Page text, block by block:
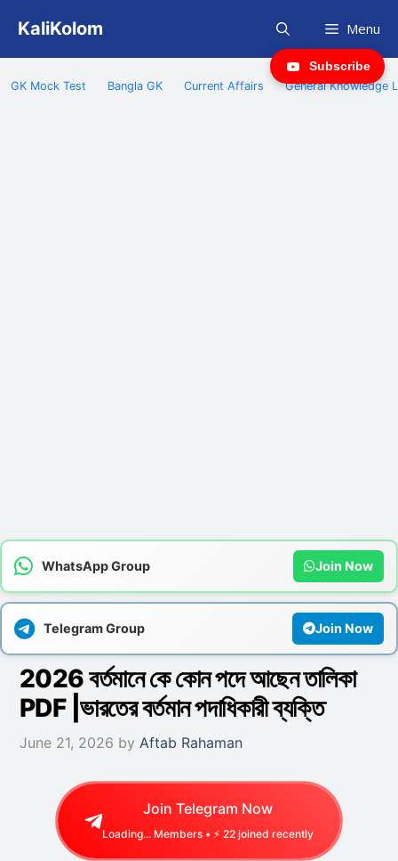
content
KaliKolom Menu
GK Mock Test Bangla GK Current Affairs General Knowledge
WhatsApp Group Join Now
Telegram Group Join Now
Subscribe
2026 বর্তমানে কে কোন পদে আছেন তালিকা
PDF |ভারতের বর্তমান পদাধিকারী ব্যক্তি
June 21, 2026 by Aftab Rahaman
Join Telegram Now
Loading... Members • ⚡ 22 joined recently